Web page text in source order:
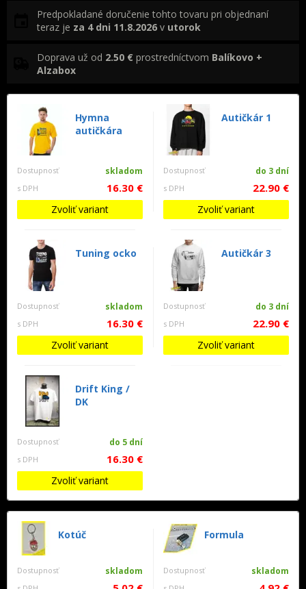
Predpokladané doručenie tohto tovaru pri objednaní
teraz je za 4 dni 11.8.2026 v utorok
Doprava už od 2.50 € prostredníctvom Balíkovo +
Alzabox
Hymna
autičkára
Dostupnosť skladom
s DPH 16.30 €
Zvoliť variant
Autičkár 1
Dostupnosť do 3 dní
s DPH 22.90 €
Zvoliť variant
Tuning ocko
Dostupnosť skladom
s DPH 16.30 €
Zvoliť variant
Autičkár 3
Dostupnosť do 3 dní
s DPH 22.90 €
Zvoliť variant
Drift King /
DK
Dostupnosť do 5 dní
s DPH 16.30 €
Zvoliť variant
Kotúč
Dostupnosť skladom
Formula
Dostupnosť skladom